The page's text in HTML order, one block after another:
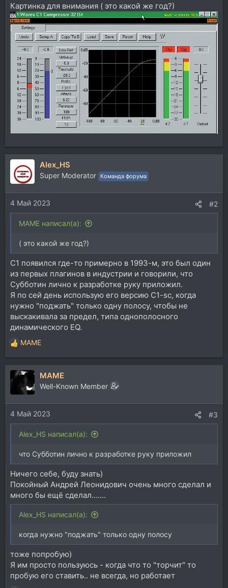
Картинка для внимания ( это какой же год?)
Alex_HS
Super Moderator Команда форума
4 Май 2023 #2
MAME написал(а):
( это какой же год?)
С1 появился где-то примерно в 1993-м, это был один
из первых плагинов в индустрии и говорили, что
Субботин лично к разработке руку приложил.
Я по сей день использую его версию C1-sc, когда
нужно "поджать" только одну полосу, чтобы не
выскакивала за предел, типа однополосного
динамического EQ.
Р
е
а
ц
и
и
:
MAME
MAME
Well-Known Member
4 Май 2023 #3
Alex_HS написал(а):
что Субботин лично к разработке руку приложил
Ничего себе, буду знать)
Покойный Андрей Леонидович очень много сделал и
много бы ещё сделал.......
Alex_HS написал(а):
когда нужно "поджать" только одну полосу
тоже попробую)
Я им просто пользуюсь - когда что то "торчит" то
пробую его ставить.. не всегда, но работает